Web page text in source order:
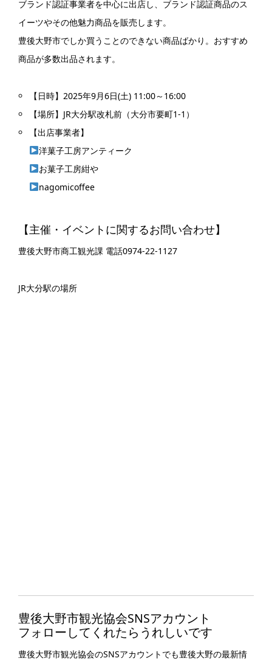
ブランド認証事業者を中心に出店し、ブランド認証商品のス
イーツやその他魅力商品を販売します。
豊後大野市でしか買うことのできない商品ばかり。おすすめ
商品が多数出品されます。
【日時】2025年9月6日(土) 11:00～16:00
【場所】JR大分駅改札前（大分市要町1-1）
【出店事業者】
洋菓子工房アンティーク
お菓子工房紺や
nagomicoffee
【主催・イベントに関するお問い合わせ】
豊後大野市商工観光課 電話0974-22-1127
JR大分駅の場所
豊後大野市観光協会SNSアカウント
フォローしてくれたらうれしいです
豊後大野市観光協会のSNSアカウントでも豊後大野の最新情